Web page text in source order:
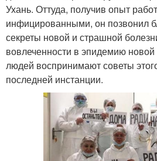
Ухань. Оттуда, получив опыт
инфицированными, он позвонил
секреты новой и страшной
вовлеченности в эпидемию
людей воспринимают советы
последней инстанции.